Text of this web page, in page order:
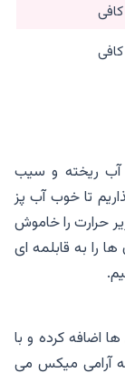
آب ریخته و سیب
تا خوب آب پز
حرارت را خاموش
را به قابلمه ای
اضافه کرده و با
آرامی میکس می